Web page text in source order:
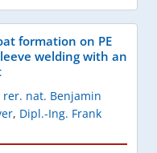
formation on PE
welding with an
rer. nat. Benjamin
, Dipl.-Ing. Frank